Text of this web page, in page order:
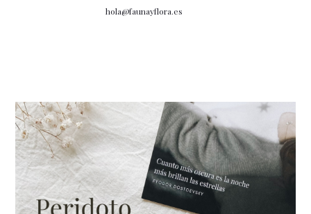
hola@faunayflora.es